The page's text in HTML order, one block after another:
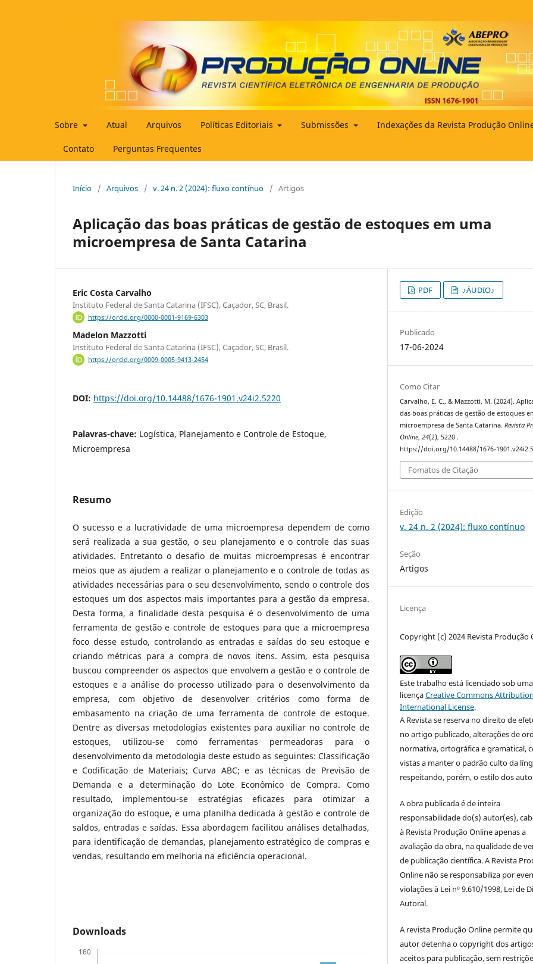
Sobre Atual Arquivos Políticas Editoriais Submissões Indexações da Revista Produção
Contato Perguntas Frequentes
Início / Arquivos / v. 24 n. 2 (2024): fluxo contínuo / Artigos
Aplicação das boas práticas de gestão de estoques em uma
microempresa de Santa Catarina
Eric Costa Carvalho
Instituto Federal de Santa Catarina (IFSC), Caçador, SC, Brasil.
https://orcid.org/0000-0001-9169-6303
Madelon Mazzotti
Instituto Federal de Santa Catarina (IFSC), Caçador, SC, Brasil.
https://orcid.org/0009-0005-9413-2454
DOI: https://doi.org/10.14488/1676-1901.v24i2.5220
Palavras-chave: Logística, Planejamento e Controle de Estoque,
Microempresa
Resumo
O sucesso e a lucratividade de uma microempresa dependem de como
será realizada a sua gestão, o seu planejamento e o controle das suas
atividades. Entretanto o desafio de muitas microempresas é encontrar
meios que as ajudem a realizar o planejamento e o controle de todas as
atividades necessárias para o seu desenvolvimento, sendo o controle dos
estoques um dos aspectos mais importantes para a gestão da empresa.
Desta forma, a finalidade desta pesquisa é o desenvolvimento de uma
ferramenta de gestão e controle de estoques para que a microempresa
foco desse estudo, controlando as entradas e saídas do seu estoque e
criando métricas para a compra de novos itens. Assim, esta pesquisa
buscou compreender os aspectos que envolvem a gestão e o controle de
estoques e a análise do processo utilizado para o desenvolvimento da
empresa, com objetivo de desenvolver critérios como forma de
embasamento na criação de uma ferramenta de controle de estoque.
Dentre as diversas metodologias existentes para auxiliar no controle de
estoques, utilizou-se como ferramentas permeadoras para o
desenvolvimento da metodologia deste estudo as seguintes: Classificação
e Codificação de Materiais; Curva ABC; e as técnicas de Previsão de
Demanda e a determinação do Lote Econômico de Compra. Como
resultado, implementou-se estratégias eficazes para otimizar a
organização do estoque, e uma planilha dedicada à gestão e controle de
saldos, entradas e saídas. Essa abordagem facilitou análises detalhadas,
para identificação de demandas, planejamento estratégico de compras e
vendas, resultando em melhoria na eficiência operacional.
Downloads
PDF ♪ÁUDIO♪
Publicado
17-06-2024
Como Citar
Carvalho, E. C., & Mazzotti, M. (2024).
das boas práticas de gestão de estoques
microempresa de Santa Catarina.Revista
Online,24(2), 5220 .
https://doi.org/10.14488/1676-
Fomatos de Citação
Edição
v. 24 n. 2 (2024): fluxo contínuo
Seção
Artigos
Licença
Copyright (c) 2024 Revista Produção
Este trabalho está licenciado sob uma
licençaCreative Commons
International License.
A Revista se reserva no direito de
no artigo publicado, alterações de
normativa, ortográfica e gramatical,
vistas a manter o padrão culto da
respeitando, porém, o estilo dos
A obra publicada é de inteira
responsabilidade do(s) autor(es),
à Revista Produção Online apenas a
avaliação da obra, na qualidade de
de publicação científica. A Revista
Online não se responsabiliza por
violações à Lei nº 9.610/1998, Lei de
Autoral.
A revista Produção Online permite
autor detenha o copyright dos
aceitos para publicação, sem